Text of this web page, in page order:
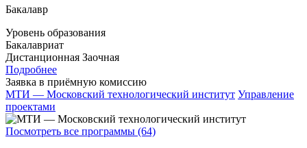
Бакалавр
Уровень образования
Бакалавриат
Дистанционная Заочная
Подробнее
Заявка в приёмную комиссию
МТИ — Московский технологический институт Управление
проектами
Посмотреть все программы (64)